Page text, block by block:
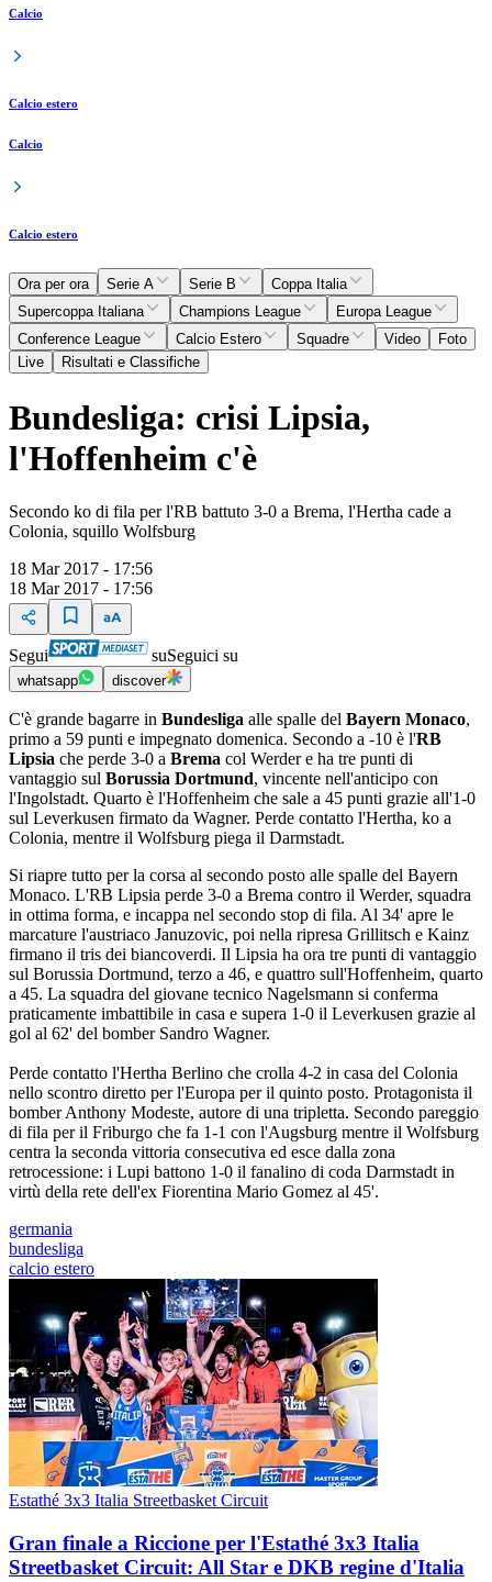
Calcio
Calcio estero
Calcio
Calcio estero
Ora per ora Serie A Serie B
Coppa Italia
Supercoppa Italiana
Champions League
Europa League
Conference League
Calcio Estero Squadre Video
Foto
Live
Risultati e Classifiche
Bundesliga: crisi Lipsia,
l'Hoffenheim c'è
Secondo ko di fila per l'RB battuto 3-0 a Brema, l'Hertha cade a
Colonia, squillo Wolfsburg
18 Mar 2017 - 17:56
18 Mar 2017 - 17:56
Segui suSeguici su
whatsapp discover
C'è grande bagarre in Bundesliga alle spalle del Bayern Monaco,
primo a 59 punti e impegnato domenica. Secondo a -10 è l'RB
Lipsia che perde 3-0 a Brema col Werder e ha tre punti di
vantaggio sul Borussia Dortmund, vincente nell'anticipo con
l'Ingolstadt. Quarto è l'Hoffenheim che sale a 45 punti grazie all'1-0
sul Leverkusen firmato da Wagner. Perde contatto l'Hertha, ko a
Colonia, mentre il Wolfsburg piega il Darmstadt.
Si riapre tutto per la corsa al secondo posto alle spalle del Bayern
Monaco. L'RB Lipsia perde 3-0 a Brema contro il Werder, squadra
in ottima forma, e incappa nel secondo stop di fila. Al 34' apre le
marcature l'austriaco Januzovic, poi nella ripresa Grillitsch e Kainz
firmano il tris dei biancoverdi. Il Lipsia ha ora tre punti di vantaggio
sul Borussia Dortmund, terzo a 46, e quattro sull'Hoffenheim, quarto
a 45. La squadra del giovane tecnico Nagelsmann si conferma
praticamente imbattibile in casa e supera 1-0 il Leverkusen grazie al
gol al 62' del bomber Sandro Wagner.
Perde contatto l'Hertha Berlino che crolla 4-2 in casa del Colonia
nello scontro diretto per l'Europa per il quinto posto. Protagonista il
bomber Anthony Modeste, autore di una tripletta. Secondo pareggio
di fila per il Friburgo che fa 1-1 con l'Augsburg mentre il Wolfsburg
centra la seconda vittoria consecutiva ed esce dalla zona
retrocessione: i Lupi battono 1-0 il fanalino di coda Darmstadt in
virtù della rete dell'ex Fiorentina Mario Gomez al 45'.
germania
bundesliga
calcio estero
Estathé 3x3 Italia Streetbasket Circuit
Gran finale a Riccione per l'Estathé 3x3 Italia
Streetbasket Circuit: All Star e DKB regine d'Italia